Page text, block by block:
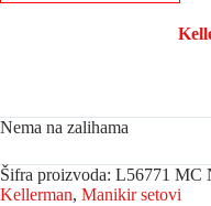
Nema na zalihama
Šifra proizvoda: L56771 MC
Kellerman, Manikir setovi